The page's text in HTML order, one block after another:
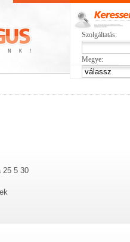
Szolgáltatás:
Megye:
25 5 30